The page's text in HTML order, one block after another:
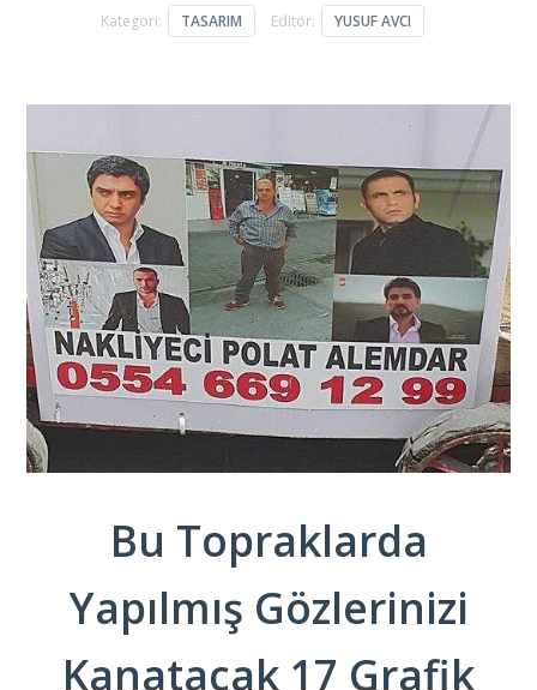
Kategori: TASARIM Editör: YUSUF AVCI
Bu Topraklarda
Yapılmış Gözlerinizi
Kanatacak 17 Grafik